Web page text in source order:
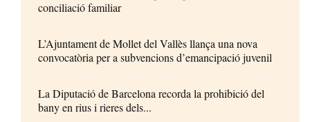
conciliació familiar
L’Ajuntament de Mollet del Vallès llança una nova
convocatòria per a subvencions d’emancipació juvenil
La Diputació de Barcelona recorda la prohibició del
bany en rius i rieres dels...